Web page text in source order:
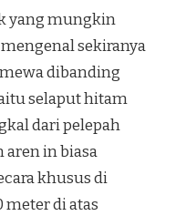
yang mungkin
sekiranya
dibanding
selaput hitam
dari pelepah
aren in biasa
khusus di
meter di atas